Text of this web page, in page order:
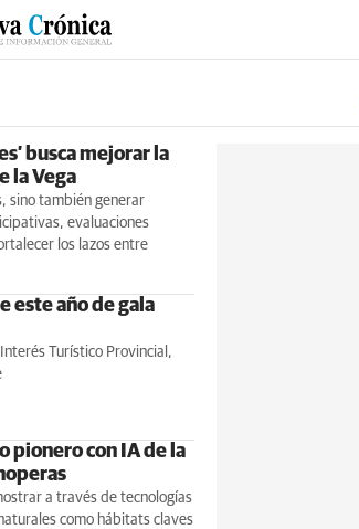
ESPECIALES DEPORTES OPINIÓN
busca mejorar la
la Vega
sino también generar
evaluaciones
los lazos entre
este año de gala
Turístico Provincial,
pionero con IA de la
a través de tecnologías
como hábitats claves